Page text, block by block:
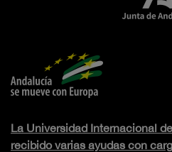
La Universidad Internacional
recibido varias ayudas con